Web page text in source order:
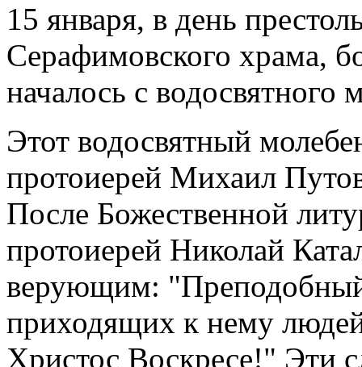
15 января, в день
Серафимовского храма,
началось с водосвятного
Этот водосвятный
протоиерей Михаил
После Божественной
протоиерей Николай
верующим: "Преподобный
приходящих к нему
Христос Воскресе!" Эти